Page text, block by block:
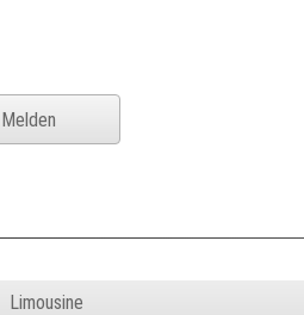
Melden
Limousine